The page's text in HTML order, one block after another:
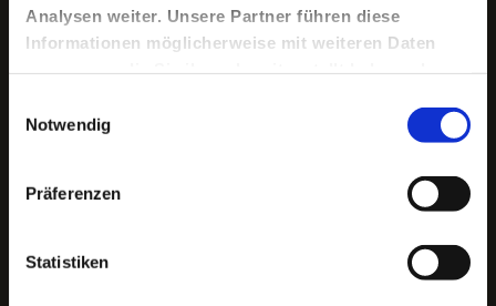
Analysen weiter. Unsere Partner führen diese
Informationen möglicherweise mit weiteren Daten
gesammelt haben.
Notwendig
Präferenzen
Statistiken
Mit:
Regie:
Bühne:
Kostüme: